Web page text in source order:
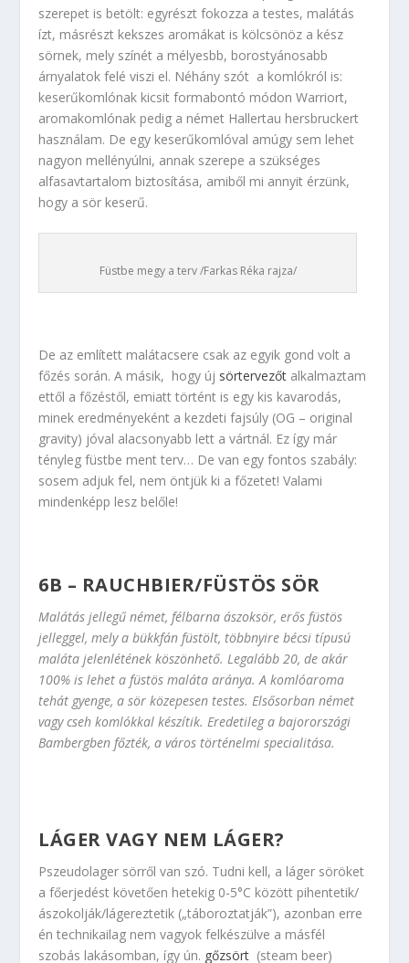
szerepet is betölt: egyrészt fokozza a testes, malátás
ízt, másrészt kekszes aromákat is kölcsönöz a kész
sörnek, mely színét a mélyesbb, borostyánosabb
árnyalatok felé viszi el. Néhány szót a komlókról is:
keserűkomlónak kicsit formabontó módon Warriort,
aromakomlónak pedig a német Hallertau hersbruckert
használam. De egy keserűkomlóval amúgy sem lehet
nagyon mellényúlni, annak szerepe a szükséges
alfasavtartalom biztosítása, amiből mi annyit érzünk,
hogy a sör keserű.
Füstbe megy a terv /Farkas Réka rajza/
De az említett malátacsere csak az egyik gond volt a
főzés során. A másik, hogy új sörtervezőt alkalmaztam
ettől a főzéstől, emiatt történt is egy kis kavarodás,
minek eredményeként a kezdeti fajsúly (OG – original
gravity) jóval alacsonyabb lett a vártnál. Ez így már
tényleg füstbe ment terv… De van egy fontos szabály:
sosem adjuk fel, nem öntjük ki a főzetet! Valami
mindenképp lesz belőle!
6B – RAUCHBIER/FÜSTÖS SÖR
Malátás jellegű német, félbarna ászoksör, erős füstös
jelleggel, mely a bükkfán füstölt, többnyire bécsi típusú
maláta jelenlétének köszönhető. Legalább 20, de akár
100% is lehet a füstös maláta aránya. A komlóaroma
tehát gyenge, a sör közepesen testes. Elsősorban német
vagy cseh komlókkal készítik. Eredetileg a bajorországi
Bambergben főzték, a város történelmi specialitása.
LÁGER VAGY NEM LÁGER?
Pszeudolager sörről van szó. Tudni kell, a láger söröket
a főerjedést követően hetekig 0-5°C között pihentetik/
ászokolják/lágereztetik („táboroztatják”), azonban erre
én technikailag nem vagyok felkészülve a másfél
szobás lakásomban, így ún. gőzsört (steam beer)